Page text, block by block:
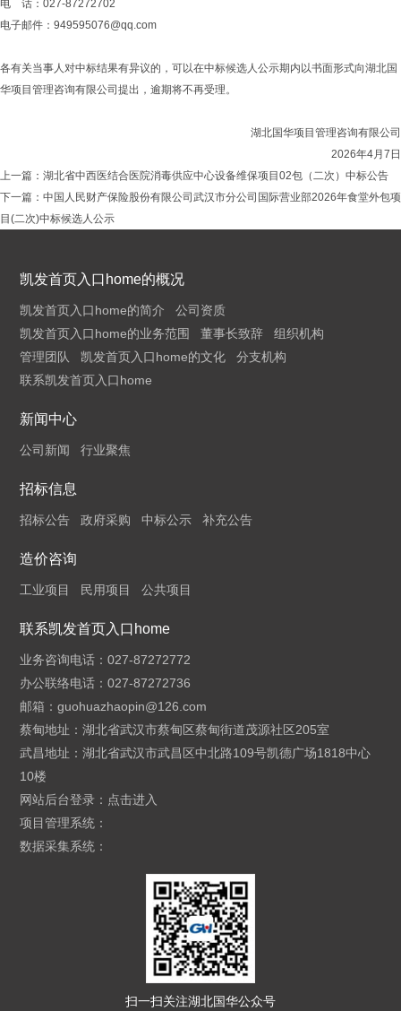
电 话：027-87272702
电子邮件： 949595076@qq.com
各有关当事人对中标结果有异议的，可以在中标候选人公示期内以书面形式向湖北国
华项目管理咨询有限公司提出，逾期将不再受理。
湖北国华项目管理咨询有限公司
2026年4月7日
上一篇： 湖北省中西医结合医院消毒供应中心设备维保项目02包（二次）中标公告
下一篇： 中国人民财产保险股份有限公司武汉市分公司国际营业部2026年食堂外包项
目(二次)中标候选人公示
凯发首页入口home的概况
凯发首页入口home的简介
公司资质
凯发首页入口home的业务范围
董事长致辞
组织机构
管理团队
凯发首页入口home的文化
分支机构
联系凯发首页入口home
新闻中心
公司新闻 行业聚焦
招标信息
招标公告 政府采购 中标公示 补充公告
造价咨询
工业项目 民用项目 公共项目
联系凯发首页入口home
业务咨询电话：027-87272772
办公联络电话：027-87272736
邮箱：guohuazhaopin@126.com
蔡甸地址：湖北省武汉市蔡甸区蔡甸街道茂源社区205室
武昌地址：湖北省武汉市武昌区中北路109号凯德广场1818中心
10楼
网站后台登录： 点击进入
项目管理系统：
数据采集系统：
扫一扫关注湖北国华公众号